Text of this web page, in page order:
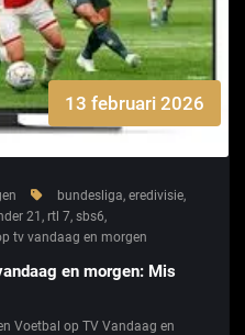
13 februari 2026
bundesliga, eredivisie,
21 , rtl 7, sbs6,
tv vandaag en morgen
en morgen: Mis
Voetbal op TV Vandaag en